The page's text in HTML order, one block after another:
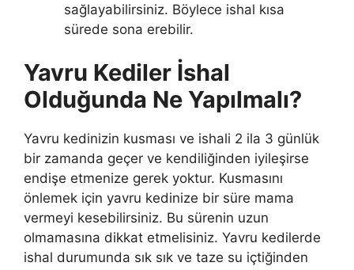
sağlayabilirsiniz. Böylece ishal kısa
sürede sona erebilir.
Yavru Kediler İshal
Olduğunda Ne Yapılmalı?
Yavru kedinizin kusması ve ishali 2 ila 3 günlük
bir zamanda geçer ve kendiliğinden iyileşirse
endişe etmenize gerek yoktur. Kusmasını
önlemek için yavru kedinize bir süre mama
vermeyi kesebilirsiniz. Bu sürenin uzun
olmamasına dikkat etmelisiniz. Yavru kedilerde
ishal durumunda sık sık ve taze su içtiğinden